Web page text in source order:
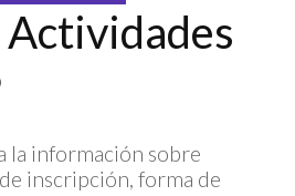
Actividades
la información sobre
inscripción, forma de